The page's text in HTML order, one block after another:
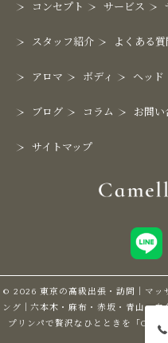
コンセプト サービス
スタッフ紹介 よくある質
アロマ ボディ ヘッド
ブログ コラム お問い
サイトマップ
© 2026 東京の高級出張・訪問｜マッ
ング｜六本木・麻布・赤坂・青山・
プリンパで贅沢なひとときを「